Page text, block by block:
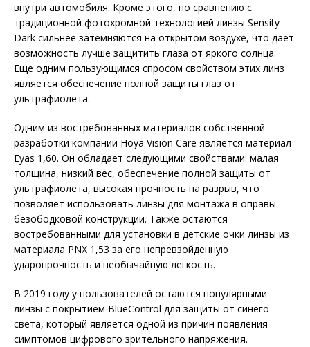
внутри автомобиля. Кроме этого, по сравнению с
традиционной фотохромной технологией линзы Sensity
Dark сильнее затемняются на открытом воздухе, что дает
возможность лучше защитить глаза от яркого солнца.
Еще одним пользующимся спросом свойством этих линз
является обеспечение полной защиты глаз от
ультрафиолета.
Одним из востребованных материалов собственной
разработки компании Hoya Vision Care является материал
Eyas 1,60. Он обладает следующими свойствами: малая
толщина, низкий вес, обеспечение полной защиты от
ультрафиолета, высокая прочность на разрыв, что
позволяет использовать линзы для монтажа в оправы
безободковой конструкции. Также остаются
востребованными для установки в детские очки линзы из
материала PNX 1,53 за его непревзойденную
ударопрочность и необычайную легкость.
В 2019 году у пользователей остаются популярными
линзы с покрытием BlueControl для защиты от синего
света, который является одной из причин появления
симптомов цифрового зрительного напряжения.